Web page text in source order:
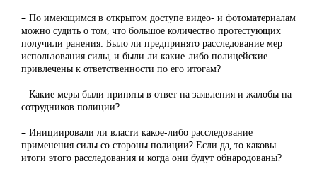
– По имеющимся в открытом доступе видео- и фотоматериалам
можно судить о том, что большое количество протестующих
получили ранения. Было ли предпринято расследование мер
использования силы, и были ли какие-либо полицейские
привлечены к ответственности по его итогам?
– Какие меры были приняты в ответ на заявления и жалобы на
сотрудников полиции?
– Инициировали ли власти какое-либо расследование
применения силы со стороны полиции? Если да, то каковы
итоги этого расследования и когда они будут обнародованы?